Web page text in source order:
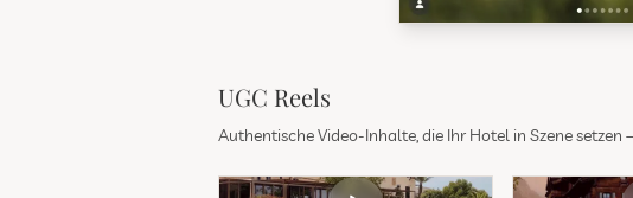
UGC Reels
Authentische Video-Inhalte, die Ihr Hotel in Szene